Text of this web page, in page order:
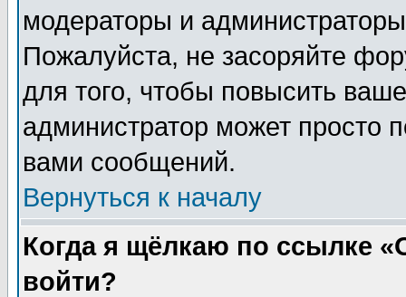
модераторы и
Пожалуйста, не засоряйте
для того, чтобы повысить
администратор может просто
вами сообщений.
Вернуться к началу
Когда я щёлкаю по ссылке
войти?